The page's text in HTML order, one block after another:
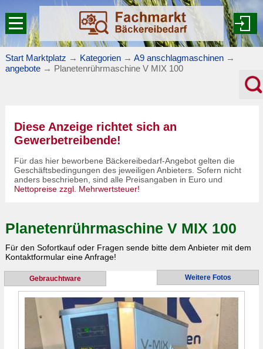
Start Marktplatz → Kategorien → A9 anschlagmaschinen →
angebote → Planetenrührmaschine V MIX 100
Diese Anzeige richtet sich an
Gewerbetreibende!
Für das hier beworbene Bäckereibedarf-Angebot gelten die
Geschäftsbedingungen des jeweiligen Anbieters. Sofern nicht
anders beschrieben, sind alle Preisangaben in Euro und
Nettopreise zzgl. Mehrwertsteuer!
Planetenrührmaschine V MIX 100
Für den Sofortkauf oder Fragen sende bitte dem Anbieter mit dem
Kontaktformular eine Anfrage!
Gebrauchtware Weitere Fotos